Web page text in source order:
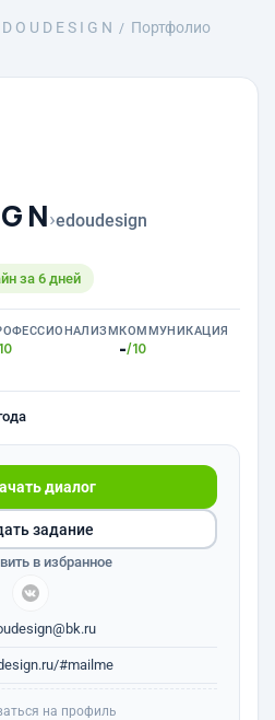
D O U D E S I G N
Портфолио
N›edoudesign
за 6 дней
КОММУНИКАЦИЯ
-/10
диалог
#mailme
задание
в избранное
на профиль